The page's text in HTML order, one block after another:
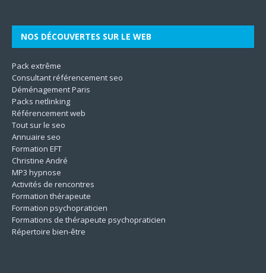
NOS DÉCOUVERTES SUR LE WEB
Pack extrême
Consultant référencement seo
Déménagement Paris
Packs netlinking
Référencement web
Tout sur le seo
Annuaire seo
Formation EFT
Christine André
MP3 hypnose
Activités de rencontres
Formation thérapeute
Formation psychopraticien
Formations de thérapeute psychopraticien
Répertoire bien-être